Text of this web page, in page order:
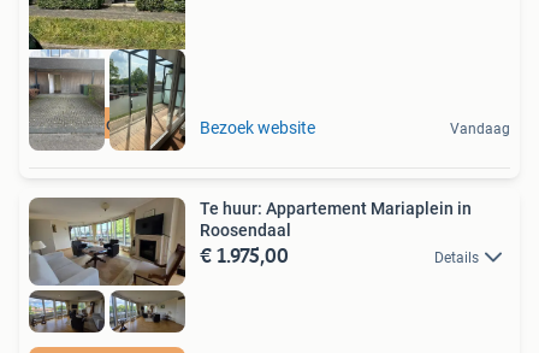
Meer op onze site Bezoek website Vandaag
Te huur: Appartement Mariaplein in
Roosendaal
€ 1.975,00 Details